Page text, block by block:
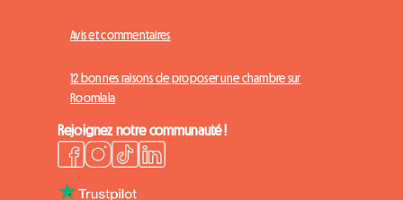
Avis et commentaires
12 bonnes raisons de proposer une chambre sur
Roomlala
Rejoignez notre communauté !